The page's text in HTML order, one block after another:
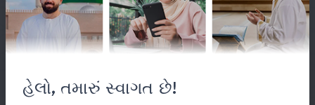
લિંક્સ
સંસ્થા વિષે
હેલો, તમારું સ્વાગત છે!